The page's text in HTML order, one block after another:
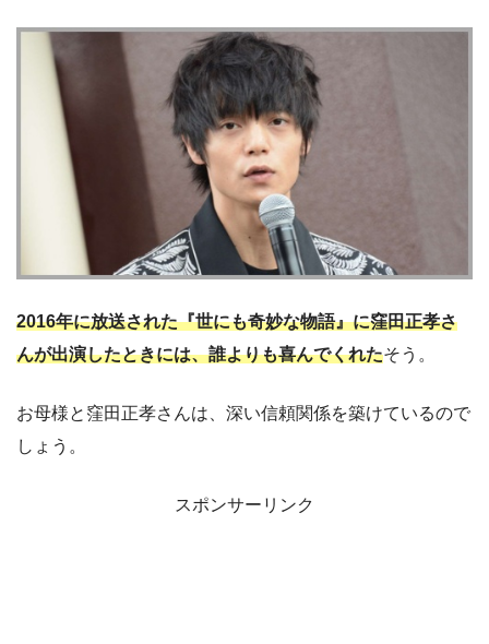
2016年に放送された『世にも奇妙な物語』に窪田正孝さ
んが出演したときには、誰よりも喜んでくれたそう。
お母様と窪田正孝さんは、深い信頼関係を築けているので
しょう。
スポンサーリンク